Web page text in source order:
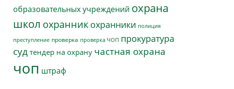
образовательных учреждений охрана
школ охранник охранники полиция
преступление проверка проверка ЧОП прокуратура
суд тендер на охрану частная охрана
чоп штраф